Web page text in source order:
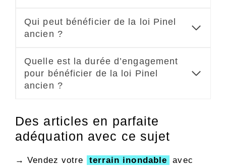
Qui peut bénéficier de la loi Pinel
ancien ?
Quelle est la durée d’engagement
pour bénéficier de la loi Pinel
ancien ?
Des articles en parfaite
adéquation avec ce sujet
→ Vendez votre terrain inondable
avec